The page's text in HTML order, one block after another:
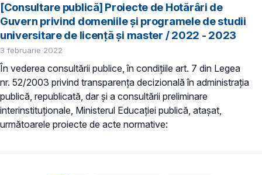
[Consultare publică] Proiecte de Hotărâri de
Guvern privind domeniile şi programele de studii
universitare de licență și master / 2022 - 2023
3 februarie 2022
În vederea consultării publice, în condiţiile art. 7 din Legea
nr. 52/2003 privind transparenţa decizională în administraţia
publică, republicată, dar și a consultării preliminare
interinstituționale, Ministerul Educaţiei publică, atașat,
următoarele proiecte de acte normative: